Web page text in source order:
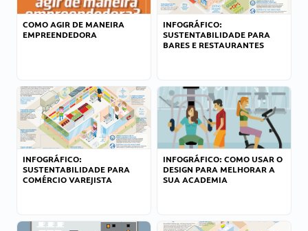
COMO AGIR DE MANEIRA
EMPREENDEDORA
INFOGRÁFICO:
SUSTENTABILIDADE PARA
BARES E RESTAURANTES
INFOGRÁFICO:
SUSTENTABILIDADE PARA
COMÉRCIO VAREJISTA
INFOGRÁFICO: COMO USAR O
DESIGN PARA MELHORAR A
SUA ACADEMIA